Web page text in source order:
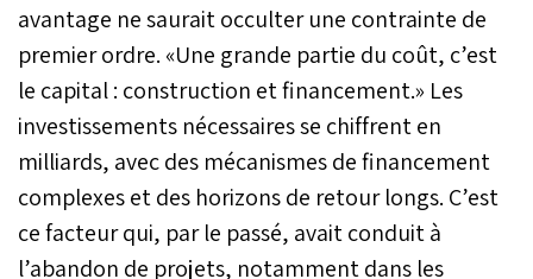
avantage ne saurait occulter une contrainte de
premier ordre. «Une grande partie du coût, c’est
le capital : construction et financement.» Les
investissements nécessaires se chiffrent en
milliards, avec des mécanismes de financement
complexes et des horizons de retour longs. C’est
ce facteur qui, par le passé, avait conduit à
l’abandon de projets, notamment dans les